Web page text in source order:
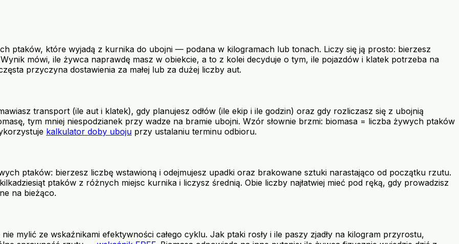
ptaków, które wyjadą z kurnika do ubojni — podana w kilogramach lub tonach. Liczy się ją prosto: bierzesz
mówi, ile żywca naprawdę masz w obiekcie, a to z kolei decyduje o tym, ile pojazdów i klatek potrzeba na
przyczyna dostawienia za małej lub za dużej liczby aut.
transport (ile aut i klatek), gdy planujesz odłów (ile ekip i ile godzin) oraz gdy rozliczasz się z ubojnią
tym mniej niespodzianek przy wadze na bramie ubojni. Wzór słownie brzmi: biomasa = liczba żywych ptaków
kalkulator doby uboju przy ustalaniu terminu odbioru.
ptaków: bierzesz liczbę wstawioną i odejmujesz upadki oraz brakowane sztuki narastająco od początku rzutu.
ptaków z różnych miejsc kurnika i liczysz średnią. Obie liczby najłatwiej mieć pod ręką, gdy prowadzisz
na bieżąco.
mylić ze wskaźnikami efektywności całego cyklu. Jak ptaki rosły i ile paszy zjadły na kilogram przyrostu,